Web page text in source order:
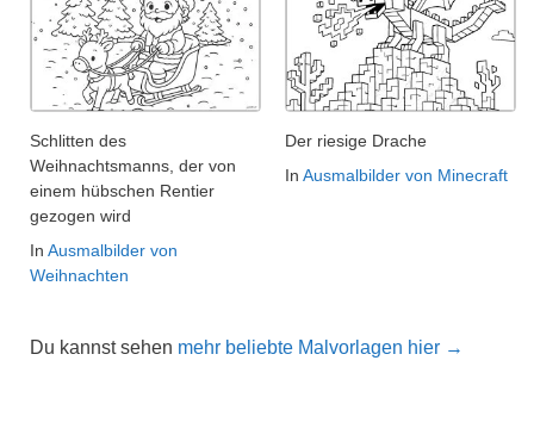
Schlitten des
Weihnachtsmanns, der von
einem hübschen Rentier
gezogen wird
In Ausmalbilder von
Weihnachten
Der riesige Drache
In Ausmalbilder von Minecraft
Du kannst sehen mehr beliebte Malvorlagen hier →